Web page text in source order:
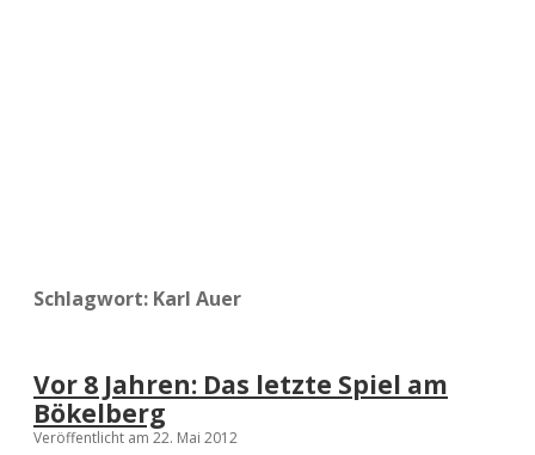
Schlagwort: Karl Auer
Vor 8 Jahren: Das letzte Spiel am
Bökelberg
Veröffentlicht am 22. Mai 2012